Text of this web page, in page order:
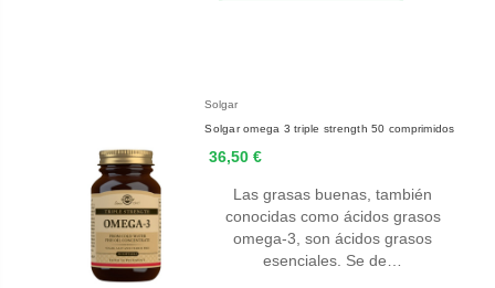
Solgar
Solgar omega 3 triple strength 50 comprimidos
36,50 €
Las grasas buenas, también
conocidas como ácidos grasos
omega-3, son ácidos grasos
esenciales. Se de…